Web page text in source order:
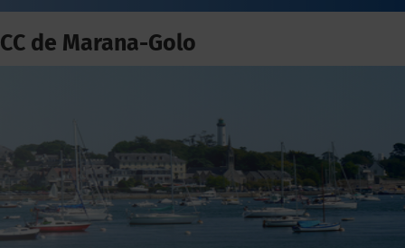
CC de Marana-Golo